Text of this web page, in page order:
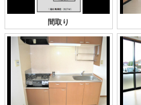
間取り